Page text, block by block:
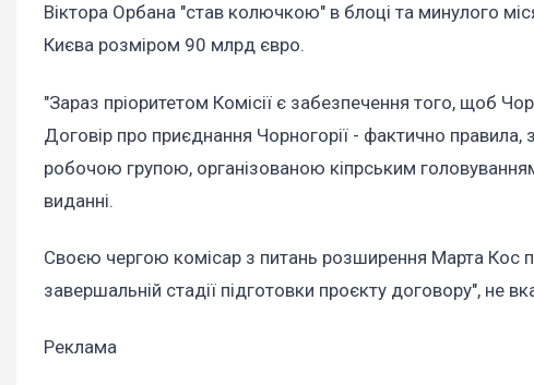
Віктора Орбана "став колючкою" в блоці та минулого
Києва розміром 90 млрд євро.
"Зараз пріоритетом Комісії є забезпечення того, щоб
Договір про приєднання Чорногорії - фактично
робочою групою, організованою кіпрським
виданні.
Своєю чергою комісар з питань розширення Марта Кос
завершальній стадії підготовки проєкту договору", не
Реклама